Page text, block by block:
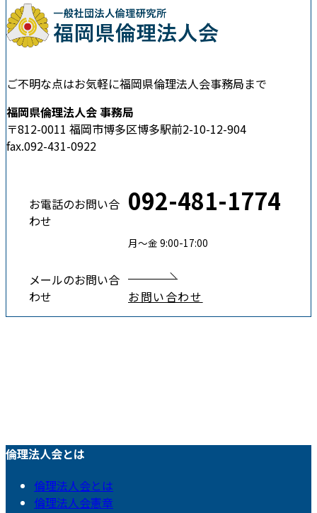
ご不明な点はお気軽に福岡県倫理法人会事務局まで
福岡県倫理法人会 事務局
〒812-0011 福岡市博多区博多駅前2-10-12-904
fax.092-431-0922
お電話のお問い合
わせ
092-481-1774
月〜金 9:00-17:00
メールのお問い合
わせ
お問い合わせ
倫理法人会とは
倫理法人会とは
倫理法人会憲章